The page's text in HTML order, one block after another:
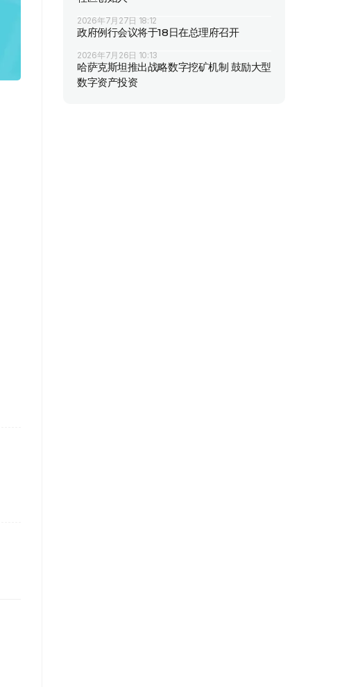
2026年7月27日 18:12
政府例行会议将于18日在总理府召开
2026年7月26日 10:13
哈萨克斯坦推出战略数字挖矿机制 鼓励大型
数字资产投资